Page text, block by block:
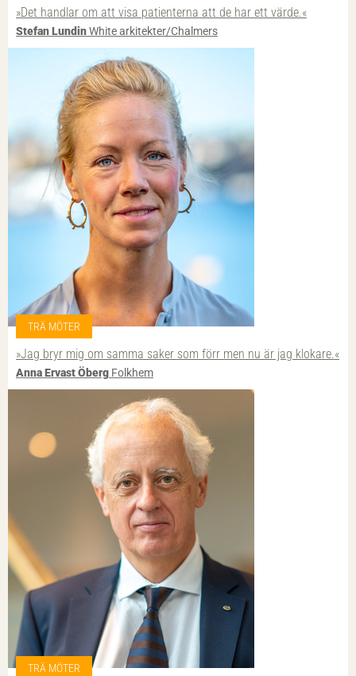
»Det handlar om att visa patienterna att de har ett värde.«
Stefan LundinWhite arkitekter/Chalmers
TRÄ MÖTER
»Jag bryr mig om samma saker som förr men nu är jag klokare.«
Anna Ervast Öberg Folkhem
TRÄ MÖTER